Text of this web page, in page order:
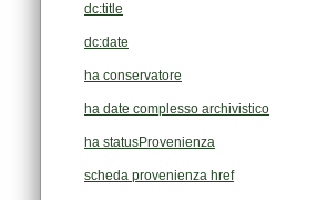
dc:title
dc:date
ha conservatore
ha date complesso archivistico
ha statusProvenienza
scheda provenienza href